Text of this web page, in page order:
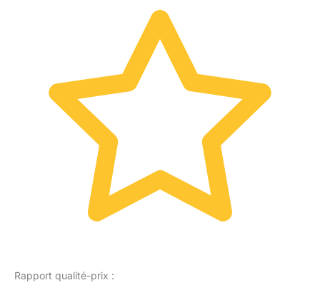
Rapport qualité-prix :